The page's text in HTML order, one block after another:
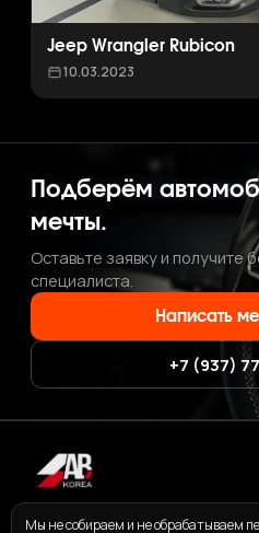
Jeep Wrangler Rubicon
10.03.2023
Подберём
мечты.
Оставьте заявку и
специалиста.
Написать
+7 (937)
Мы не собираем и не обрабатываем